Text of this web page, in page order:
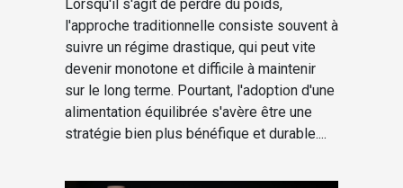
Lorsqu'il s'agit de perdre du poids,
l'approche traditionnelle consiste souvent à
suivre un régime drastique, qui peut vite
devenir monotone et difficile à maintenir
sur le long terme. Pourtant, l'adoption d'une
alimentation équilibrée s'avère être une
stratégie bien plus bénéfique et durable....